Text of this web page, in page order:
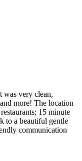
was very clean,
more! The location
15 minute
to a beautiful gentle
communication